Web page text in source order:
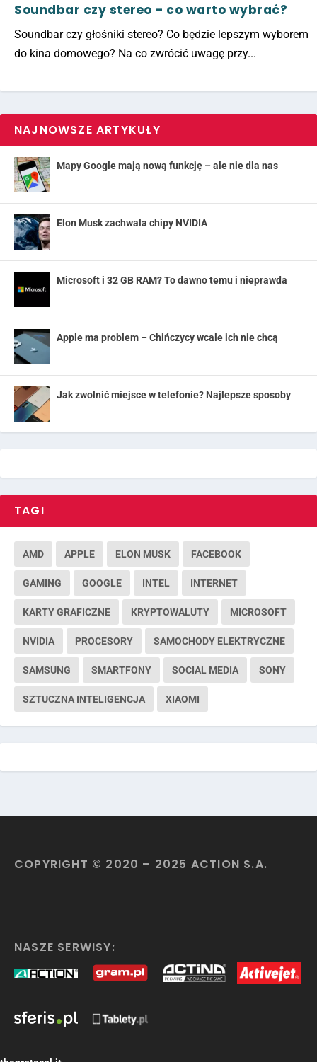
Soundbar czy stereo – co warto wybrać?
Soundbar czy głośniki stereo? Co będzie lepszym wyborem
do kina domowego? Na co zwrócić uwagę przy...
NAJNOWSZE ARTYKUŁY
Mapy Google mają nową funkcję – ale nie dla nas
Elon Musk zachwala chipy NVIDIA
Microsoft i 32 GB RAM? To dawno temu i nieprawda
Apple ma problem – Chińczycy wcale ich nie chcą
Jak zwolnić miejsce w telefonie? Najlepsze sposoby
TAGI
AMD APPLE ELON MUSK FACEBOOK
GAMING GOOGLE INTEL INTERNET
KARTY GRAFICZNE KRYPTOWALUTY MICROSOFT
NVIDIA PROCESORY SAMOCHODY ELEKTRYCZNE
SAMSUNG SMARTFONY SOCIAL MEDIA SONY
SZTUCZNA INTELIGENCJA XIAOMI
COPYRIGHT © 2020 – 2025 ACTION S.A.
NASZE SERWISY: